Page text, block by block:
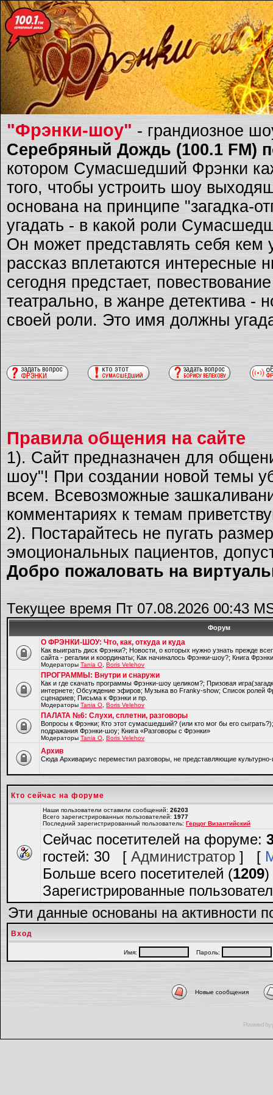
"Фрэнки-шоу" - грандиозное
Серебряный Дождь (100.1 FM)
котором Сумасшедший Фрэнки
того, чтобы устроить шоу
основана на принципе "загадка-
угадать - в какой роли
Он может представлять себя
рассказ вплетаются интересные
сегодня предстает,
театрально, в жанре детектива -
своей роли. Это имя должны
Правила общения на сайте
1). Сайт предназначен для
шоу"! При создании новой темы
всем. Всевозможные
комментариях к темам
2). Постарайтесь не пугать
эмоциональных пациентов,
Добро пожаловать на
Текущее время Пт 07.08.2026 00:43
Форум
О ФРЭНКИ-ШОУ: Что, как, откуда и куда
Как выиграть диск Фрэнки?; Новости, о которых нужно узнать прежде
сайта - регалии и координаты; Как начиналось Фрэнки-шоу?; Книга
Модераторы Tania O Boris Velehov
ПРОГРАММЫ: Внутри и снаружи
Как и где скачать программы Фрэнки-шоу целиком?; Призовая
интернете; Обсуждение эфиров; Музыка во Franky-show; Список ролей
сценариев; Письма к Фрэнки и пр.
Модераторы Tania O Boris Velehov
ПАЛАТА №6: Слухи, сплетни, разговоры
Вопросы к Фрэнки; Кто этот сумасшедший? (или кто мог бы его
подражания Фрэнки-шоу; Книга «Разговоры с Фрэнки»
Модераторы Tania O Boris Velehov
Архив
Cюда Архивариус переместил разговоры, не представляющие культурно-
Кто сейчас на форуме
Наши пользователи оставили сообщений: 26203
Всего зарегистрированных пользователей: 1977
Последний зарегистрированный пользователь: Герцог Византийский
Сейчас посетителей на форуме:
гостей: 30 [ Администратор ] [
Больше всего посетителей (1209)
Зарегистрированные
Эти данные основаны на активности
Вход
Имя: Пароль:
Новые сообщения
Powered by